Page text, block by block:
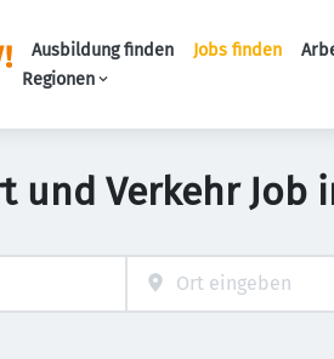
Ausbildung finden Jobs finden
Regionen
und Verkehr Job